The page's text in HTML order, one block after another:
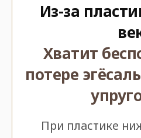
Из-за
Хватит
потере
При пластике